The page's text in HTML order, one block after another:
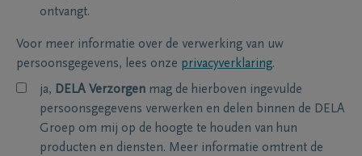
ontvangt.
Voor meer informatie over de verwerking van uw
persoonsgegevens, lees onze privacyverklaring.
ja, DELA Verzorgen mag de hierboven ingevulde
persoonsgegevens verwerken en delen binnen de DELA
Groep om mij op de hoogte te houden van hun
producten en diensten. Meer informatie omtrent de